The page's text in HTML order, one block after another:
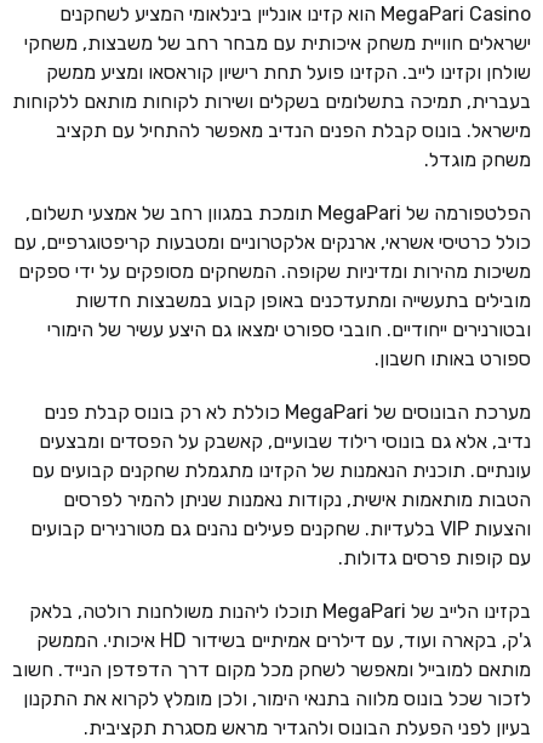
MegaPari Casino הוא קזינו אונליין בינלאומי המציע לשחקנים
ישראלים חוויית משחק איכותית עם מבחר רחב של משבצות, משחקי
שולחן וקזינו לייב. הקזינו פועל תחת רישיון קוראסאו ומציע ממשק
בעברית, תמיכה בתשלומים בשקלים ושירות לקוחות מותאם ללקוחות
מישראל. בונוס קבלת הפנים הנדיב מאפשר להתחיל עם תקציב
משחק מוגדל.
הפלטפורמה של MegaPari תומכת במגוון רחב של אמצעי תשלום,
כולל כרטיסי אשראי, ארנקים אלקטרוניים ומטבעות קריפטוגרפיים, עם
משיכות מהירות ומדיניות שקופה. המשחקים מסופקים על ידי ספקים
מובילים בתעשייה ומתעדכנים באופן קבוע במשבצות חדשות
ובטורנירים ייחודיים. חובבי ספורט ימצאו גם היצע עשיר של הימורי
ספורט באותו חשבון.
מערכת הבונוסים של MegaPari כוללת לא רק בונוס קבלת פנים
נדיב, אלא גם בונוסי רילוד שבועיים, קאשבק על הפסדים ומבצעים
עונתיים. תוכנית הנאמנות של הקזינו מתגמלת שחקנים קבועים עם
הטבות מותאמות אישית, נקודות נאמנות שניתן להמיר לפרסים
והצעות VIP בלעדיות. שחקנים פעילים נהנים גם מטורנירים קבועים
עם קופות פרסים גדולות.
בקזינו הלייב של MegaPari תוכלו ליהנות משולחנות רולטה, בלאק
ג'ק, בקארה ועוד, עם דילרים אמיתיים בשידור HD איכותי. הממשק
מותאם למובייל ומאפשר לשחק מכל מקום דרך הדפדפן הנייד. חשוב
לזכור שכל בונוס מלווה בתנאי הימור, ולכן מומלץ לקרוא את התקנון
בעיון לפני הפעלת הבונוס ולהגדיר מראש מסגרת תקציבית.